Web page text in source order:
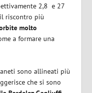
2,8 e 27
riscontro più
molto
a formare una
sono allineati più
che si sono